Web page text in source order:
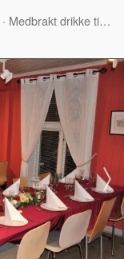
· Medbrakt drikke tillatt